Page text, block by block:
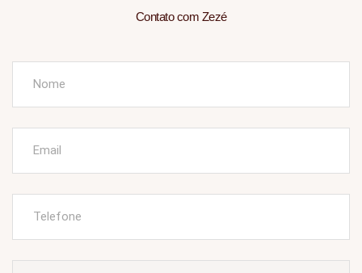
Contato com Zezé